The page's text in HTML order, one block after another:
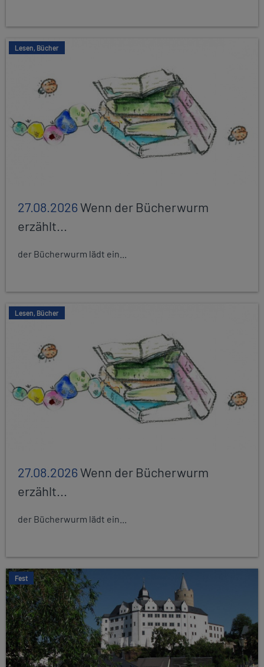
Lesen, Bücher
27.08.2026Wenn der Bücherwurm
erzählt...
der Bücherwurm lädt ein...
Lesen, Bücher
27.08.2026Wenn der Bücherwurm
erzählt...
der Bücherwurm lädt ein...
Fest